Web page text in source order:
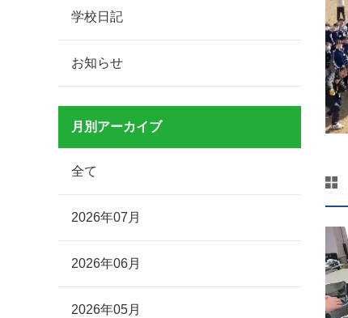
学校日記
お知らせ
月別アーカイブ
全て
2026年07月
2026年06月
2026年05月